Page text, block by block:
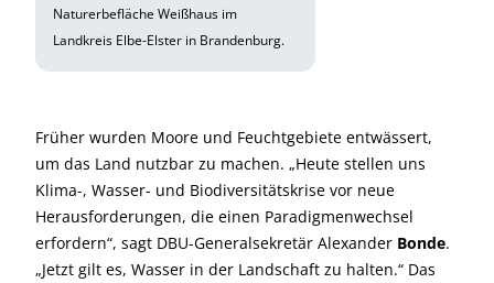
Naturerbefläche Weißhaus im
Landkreis Elbe-Elster in Brandenburg.
Früher wurden Moore und Feuchtgebiete entwässert,
um das Land nutzbar zu machen. „Heute stellen uns
Klima-, Wasser- und Biodiversitätskrise vor neue
Herausforderungen, die einen Paradigmenwechsel
erfordern“, sagt DBU-Generalsekretär Alexander Bonde.
„Jetzt gilt es, Wasser in der Landschaft zu halten.“ Das